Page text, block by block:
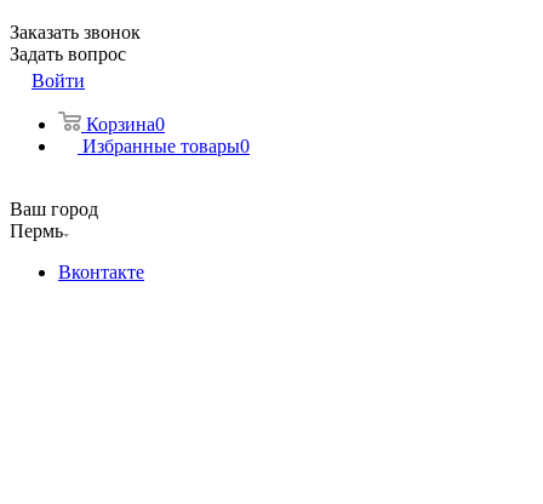
Заказать звонок
Задать вопрос
Войти
Корзина0
Избранные товары0
Ваш город
Пермь
Вконтакте